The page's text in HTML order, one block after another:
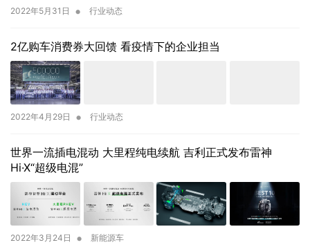
2022年5月31日 • 行业动态
2亿购车消费券大回馈 看疫情下的企业担当
2022年4月29日 • 行业动态
世界一流插电混动 大里程纯电续航 吉利正式发布雷神
Hi·X“超级电混”
2022年3月24日 • 新能源车